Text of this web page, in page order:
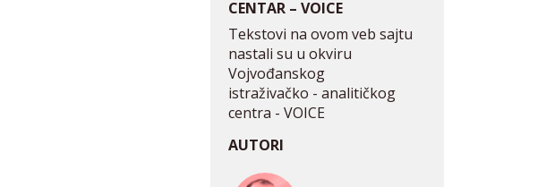
CENTAR – VOICE
Tekstovi na ovom veb sajtu
nastali su u okviru
Vojvođanskog
istraživačko - analitičkog
centra - VOICE
AUTORI